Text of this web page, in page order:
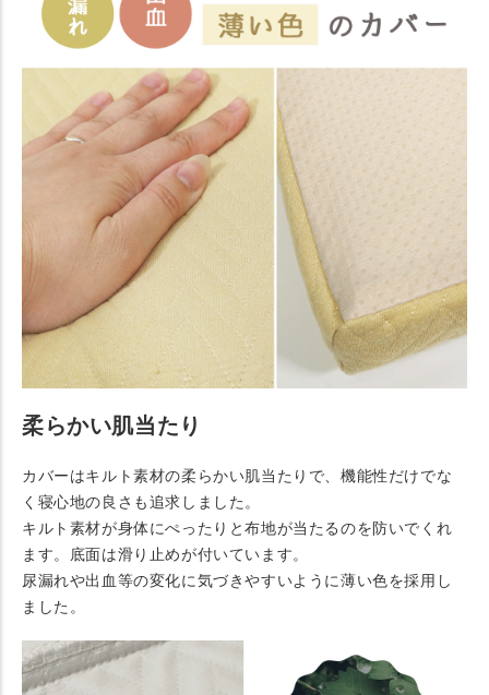
柔らかい肌当たり
カバーはキルト素材の柔らかい肌当たりで、機能性だけでな
く寝心地の良さも追求しました。
キルト素材が身体にぺったりと布地が当たるのを防いでくれ
ます。底面は滑り止めが付いています。
尿漏れや出血等の変化に気づきやすいように薄い色を採用し
ました。